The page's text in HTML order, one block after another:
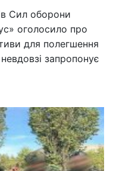
Сил оборони
оголосило про
для полегшення
запропонує